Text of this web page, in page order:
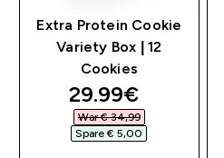
Extra Protein Cookie
Variety Box | 12
Cookies
discounted price
29.99€‎
War € 34,99‎
Spare € 5,00‎